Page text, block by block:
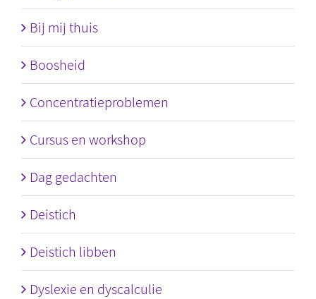
Bij mij thuis
Boosheid
Concentratieproblemen
Cursus en workshop
Dag gedachten
Deistich
Deistich libben
Dyslexie en dyscalculie